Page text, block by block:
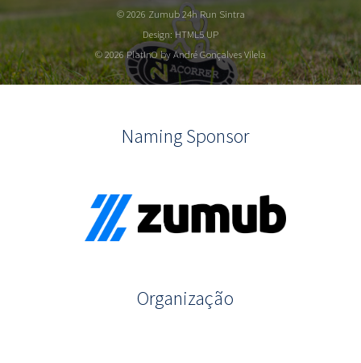
© 2026 Zumub 24h Run Sintra
Design:HTML5 UP
© 2026 PlatInO by André Gonçalves Vilela
Naming Sponsor
Organização